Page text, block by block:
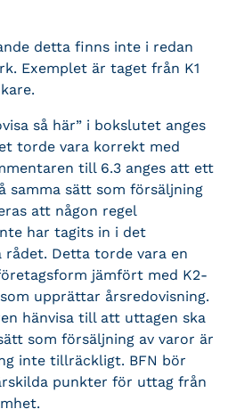
detta finns inte i redan
Exemplet är taget från K1
så här” i bokslutet anges
torde vara korrekt med
till 6.3 anges att ett
samma sätt som försäljning
att någon regel
har tagits in i det
Detta torde vara en
jämfört med K2-
upprättar årsredovisning.
hänvisa till att uttagen ska
som försäljning av varor är
inte tillräckligt. BFN bör
punkter för uttag från